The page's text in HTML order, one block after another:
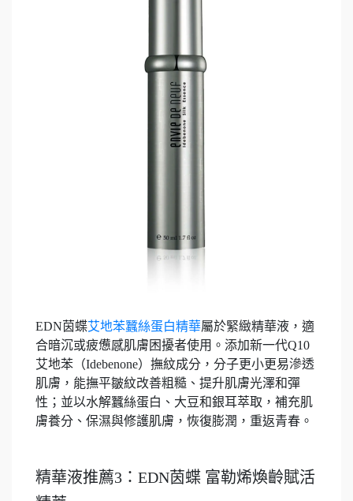
EDN茵蝶艾地苯蠶絲蛋白精華屬於緊緻精華液，適
合暗沉或疲憊感肌膚困擾者使用。添加新一代Q10
艾地苯（Idebenone）撫紋成分，分子更小更易滲透
肌膚，能撫平皺紋改善粗糙、提升肌膚光澤和彈
性；並以水解蠶絲蛋白、大豆和銀耳萃取，補充肌
膚養分、保濕與修護肌膚，恢復膨潤，重返青春。
精華液推薦3：EDN茵蝶 富勒烯煥齡賦活